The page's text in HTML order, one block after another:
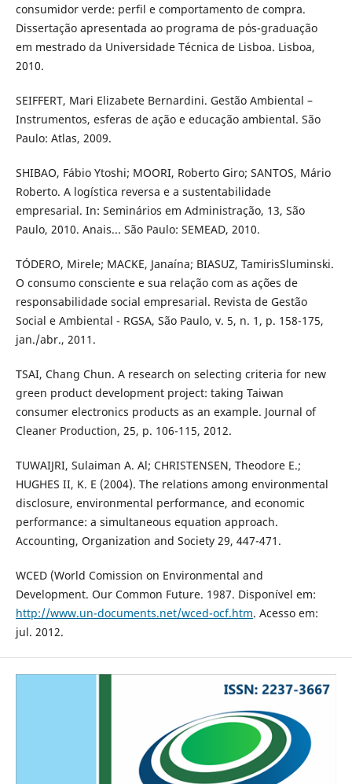
consumidor verde: perfil e comportamento de compra.
Dissertação apresentada ao programa de pós-graduação
em mestrado da Universidade Técnica de Lisboa. Lisboa,
2010.
SEIFFERT, Mari Elizabete Bernardini. Gestão Ambiental –
Instrumentos, esferas de ação e educação ambiental. São
Paulo: Atlas, 2009.
SHIBAO, Fábio Ytoshi; MOORI, Roberto Giro; SANTOS, Mário
Roberto. A logística reversa e a sustentabilidade
empresarial. In: Seminários em Administração, 13, São
Paulo, 2010. Anais... São Paulo: SEMEAD, 2010.
TÓDERO, Mirele; MACKE, Janaína; BIASUZ, TamirisSluminski.
O consumo consciente e sua relação com as ações de
responsabilidade social empresarial. Revista de Gestão
Social e Ambiental - RGSA, São Paulo, v. 5, n. 1, p. 158-175,
jan./abr., 2011.
TSAI, Chang Chun. A research on selecting criteria for new
green product development project: taking Taiwan
consumer electronics products as an example. Journal of
Cleaner Production, 25, p. 106-115, 2012.
TUWAIJRI, Sulaiman A. Al; CHRISTENSEN, Theodore E.;
HUGHES II, K. E (2004). The relations among environmental
disclosure, environmental performance, and economic
performance: a simultaneous equation approach.
Accounting, Organization and Society 29, 447-471.
WCED (World Comission on Environmental and
Development. Our Common Future. 1987. Disponível em:
http://www.un-documents.net/wced-ocf.htm. Acesso em:
jul. 2012.